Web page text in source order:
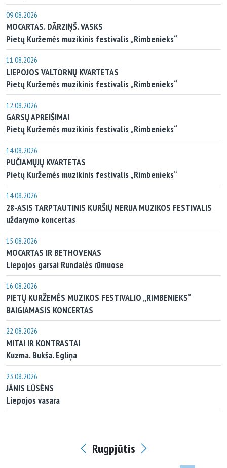
09.08.2026
MOCARTAS. DĀRZIŅŠ. VASKS
Pietų Kuržemės muzikinis festivalis „Rimbenieks“
11.08.2026
LIEPOJOS VALTORNŲ KVARTETAS
Pietų Kuržemės muzikinis festivalis „Rimbenieks“
12.08.2026
GARSŲ APREIŠIMAI
Pietų Kuržemės muzikinis festivalis „Rimbenieks“
14.08.2026
PUČIAMŲJŲ KVARTETAS
Pietų Kuržemės muzikinis festivalis „Rimbenieks“
14.08.2026
28-ASIS TARPTAUTINIS KURŠIŲ NERIJA MUZIKOS FESTIVALIS
uždarymo koncertas
15.08.2026
MOCARTAS IR BETHOVENAS
Liepojos garsai Rundalės rūmuose
16.08.2026
PIETŲ KURŽEMĖS MUZIKOS FESTIVALIO „RIMBENIEKS“
BAIGIAMASIS KONCERTAS
22.08.2026
MITAI IR KONTRASTAI
Kuzma. Bukša. Egliņa
23.08.2026
JĀNIS LŪSĒNS
Liepojos vasara
Rugpjūtis